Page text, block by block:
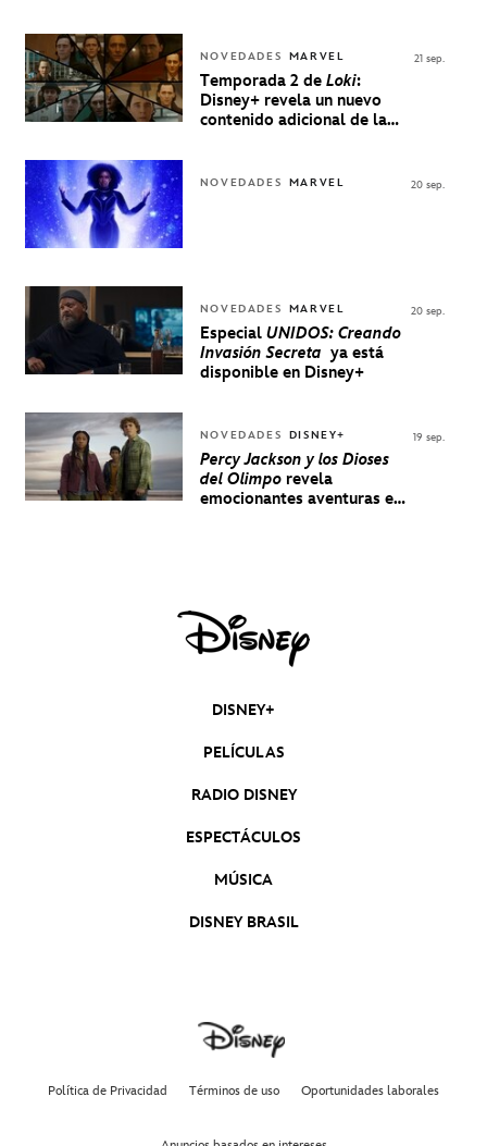
NOVEDADES MARVEL
Temporada 2 de Loki:
Disney+ revela un nuevo
contenido adicional de la
21 sep.
NOVEDADES MARVEL 20 sep.
NOVEDADES MARVEL
Especial UNIDOS: Creando
Invasión Secreta ya está
disponible en Disney+
20 sep.
NOVEDADES DISNEY+
Percy Jackson y los Dioses
del Olimporevela
emocionantes aventuras en
19 sep.
DISNEY+
PELÍCULAS
RADIO DISNEY
ESPECTÁCULOS
MÚSICA
DISNEY BRASIL
Política de Privacidad Términos de uso Oportunidades laborales